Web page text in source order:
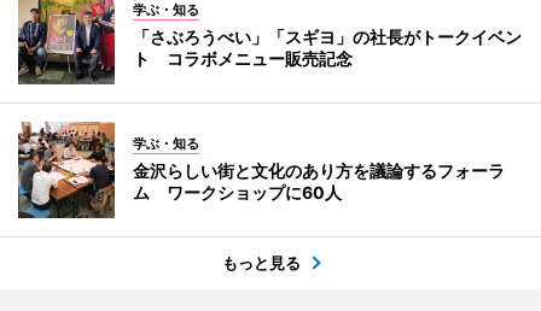
学ぶ・知る
「さぶろうべい」「スギヨ」の社長がトークイベン
ト コラボメニュー販売記念
学ぶ・知る
金沢らしい街と文化のあり方を議論するフォーラ
ム ワークショップに60人
もっと見る